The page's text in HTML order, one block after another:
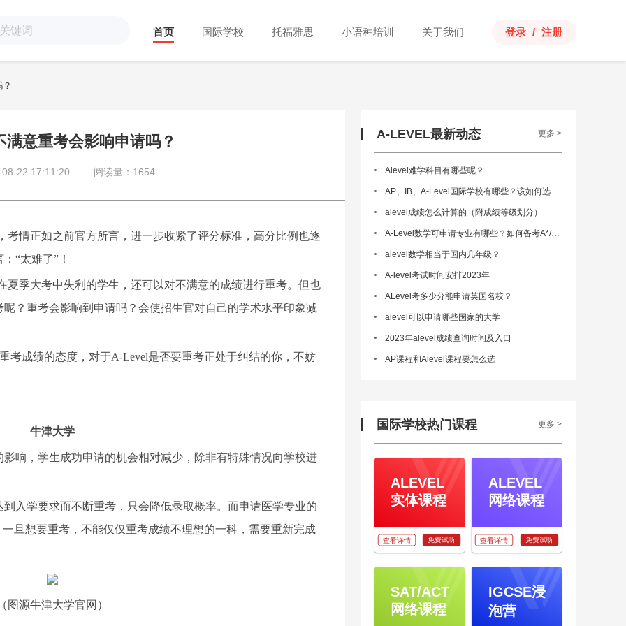
登录 / 注册
首页 国际学校 托福雅思 小语种培训 关于我们
意重考会影响申请吗？
22 17:11:20 阅读量：1654
考情正如之前官方所言，进一步收紧了评分标准，高分比例也逐
“太难了”！
夏季大考中失利的学生，还可以对不满意的成绩进行重考。但也
？重考会影响到申请吗？会使招生官对自己的学术水平印象减
考成绩的态度，对于A-Level是否要重考正处于纠结的你，不妨
牛津大学
，学生成功申请的机会相对减少，除非有特殊情况向学校进
学要求而不断重考，只会降低录取概率。而申请医学专业的
旦想要重考，不能仅仅重考成绩不理想的一科，需要重新完成
牛津大学官网）
A-LEVEL最新动态 更多 >
Alevel难学科目有哪些呢？
AP、IB、A-Level国际学校有哪些？该如何选择？
alevel成绩怎么计算的（附成绩等级划分）
A-Level数学可申请专业有哪些？如何备考A*/A？
alevel数学相当于国内几年级？
A-level考试时间安排2023年
ALevel考多少分能申请英国名校？
alevel可以申请哪些国家的大学
2023年alevel成绩查询时间及入口
AP课程和Alevel课程要怎么选
国际学校热门课程 更多 >
ALEVEL
实体课程
查看详情 免费试听
ALEVEL
网络课程
查看详情 免费试听
SAT/ACT
网络课程
IGCSE浸
泡营